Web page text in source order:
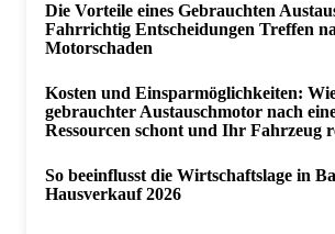
Die Vorteile eines Gebrauchten
Fahrrichtig Entscheidungen Treffen
Motorschaden
Kosten und Einsparmöglichkeiten:
gebrauchter Austauschmotor nach
Ressourcen schont und Ihr Fahrzeug
So beeinflusst die Wirtschaftslage in
Hausverkauf 2026